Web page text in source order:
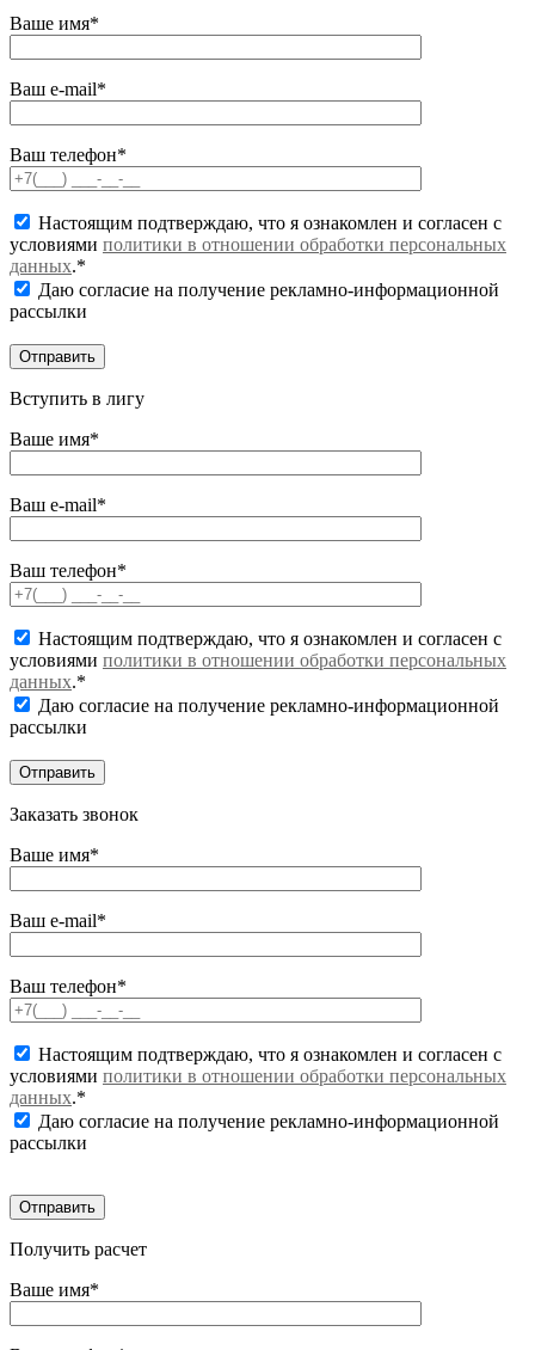
Ваше имя*
Ваш e-mail*
Ваш телефон*
Настоящим подтверждаю, что я ознакомлен и согласен с
условиями политики в отношении обработки персональных
данных.*
Даю согласие на получение рекламно-информационной
рассылки
Вступить в лигу
Ваше имя*
Ваш e-mail*
Ваш телефон*
Настоящим подтверждаю, что я ознакомлен и согласен с
условиями политики в отношении обработки персональных
данных.*
Даю согласие на получение рекламно-информационной
рассылки
Заказать звонок
Ваше имя*
Ваш e-mail*
Ваш телефон*
Настоящим подтверждаю, что я ознакомлен и согласен с
условиями политики в отношении обработки персональных
данных.*
Даю согласие на получение рекламно-информационной
рассылки
Получить расчет
Ваше имя*